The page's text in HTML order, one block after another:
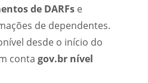
de DARFse
de dependentes.
desde o início do
conta gov.br nível